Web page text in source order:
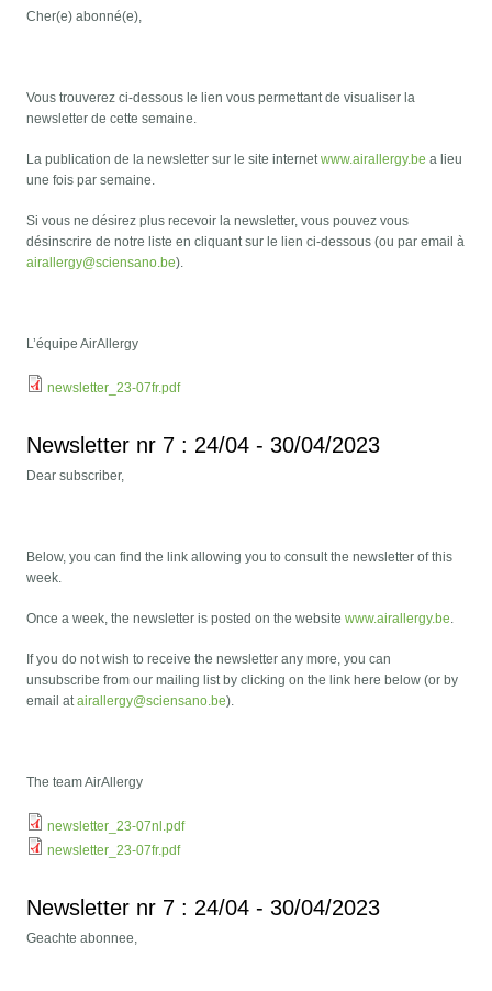
Cher(e) abonné(e),
Vous trouverez ci-dessous le lien vous permettant de visualiser la
newsletter de cette semaine.
La publication de la newsletter sur le site internetwww.airallergy.be a lieu
une fois par semaine.
Si vous ne désirez plus recevoir la newsletter, vous pouvez vous
désinscrire de notre liste en cliquant sur le lien ci-dessous (ou par email à
airallergy@sciensano.be).
L’équipe AirAllergy
newsletter_23-07fr.pdf
Newsletter nr 7 : 24/04 - 30/04/2023
Dear subscriber,
Below, you can find the link allowing you to consult the newsletter of this
week.
Once a week, the newsletter is posted on the websitewww.airallergy.be.
If you do not wish to receive the newsletter any more, you can
unsubscribe from our mailing list by clicking on the link here below (or by
email atairallergy@sciensano.be).
The team AirAllergy
newsletter_23-07nl.pdf
newsletter_23-07fr.pdf
Newsletter nr 7 : 24/04 - 30/04/2023
Geachte abonnee,